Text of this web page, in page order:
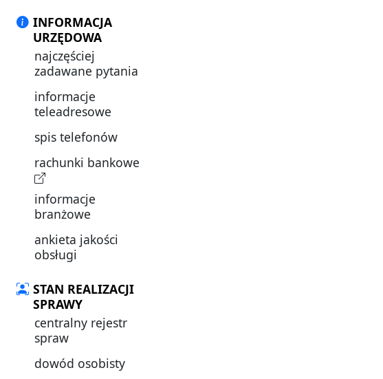
INFORMACJA
URZĘDOWA
najczęściej
zadawane pytania
informacje
teleadresowe
spis telefonów
rachunki bankowe
informacje
branżowe
ankieta jakości
obsługi
STAN REALIZACJI
SPRAWY
centralny rejestr
spraw
dowód osobisty